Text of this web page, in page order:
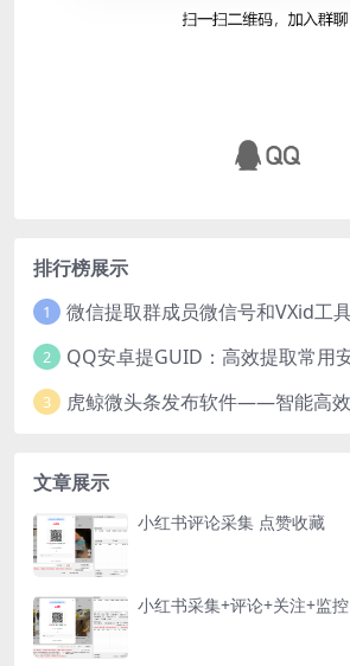
排行榜展示
1
2
3
文章展示
小红书评论采集 点赞收藏
小红书采集+评论+关注+监控